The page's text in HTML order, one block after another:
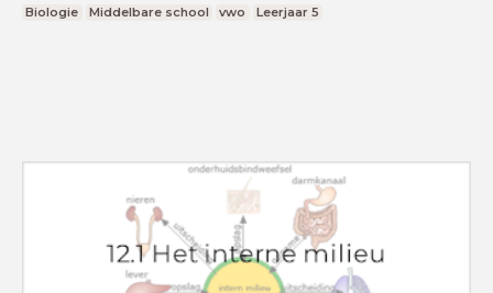
Biologie Middelbare school vwo Leerjaar 5